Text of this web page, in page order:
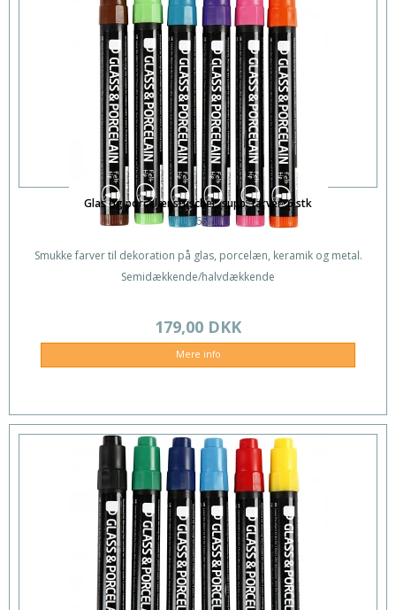
Glas og porcelænstuscher, supp. farver, 6 stk
31652
Smukke farver til dekoration på glas, porcelæn, keramik og metal.
Semidækkende/halvdækkende
179,00 DKK
Mere info